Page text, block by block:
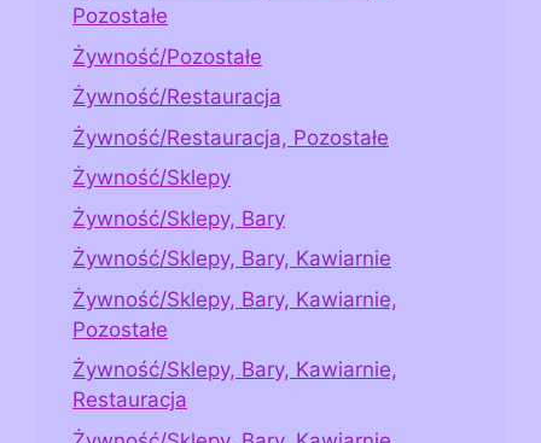
Pozostałe
Żywność/Pozostałe
Żywność/Restauracja
Żywność/Restauracja, Pozostałe
Żywność/Sklepy
Żywność/Sklepy, Bary
Żywność/Sklepy, Bary, Kawiarnie
Żywność/Sklepy, Bary, Kawiarnie,
Pozostałe
Żywność/Sklepy, Bary, Kawiarnie,
Restauracja